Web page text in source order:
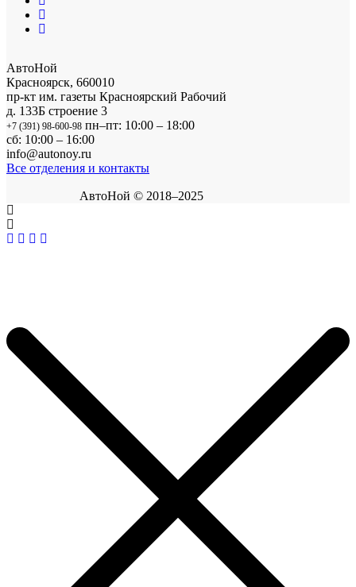
АвтоНой
Красноярск, 660010
пр-кт им. газеты Красноярский Рабочий
д. 133Б строение 3
+7 (391) 98-600-98 пн–пт: 10:00 – 18:00
сб: 10:00 – 16:00
info@autonoy.ru
Все отделения и контакты
АвтоНой © 2018–2025